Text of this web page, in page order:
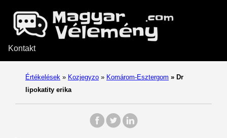
Kontakt
Értékelések » Kozjegyzo » Komárom-Esztergom » Dr
lipokatity erika